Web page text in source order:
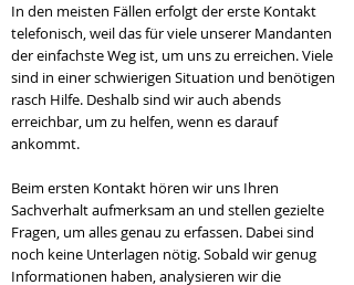
In den meisten Fällen erfolgt der erste Kontakt
telefonisch, weil das für viele unserer Mandanten
der einfachste Weg ist, um uns zu erreichen. Viele
sind in einer schwierigen Situation und benötigen
rasch Hilfe. Deshalb sind wir auch abends
erreichbar, um zu helfen, wenn es darauf
ankommt.
Beim ersten Kontakt hören wir uns Ihren
Sachverhalt aufmerksam an und stellen gezielte
Fragen, um alles genau zu erfassen. Dabei sind
noch keine Unterlagen nötig. Sobald wir genug
Informationen haben, analysieren wir die